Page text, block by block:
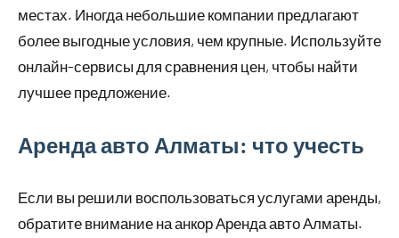
местах. Иногда небольшие компании предлагают
более выгодные условия, чем крупные. Используйте
онлайн-сервисы для сравнения цен, чтобы найти
лучшее предложение.
Аренда авто Алматы: что учесть
Если вы решили воспользоваться услугами аренды,
обратите внимание на анкор Аренда авто Алматы.